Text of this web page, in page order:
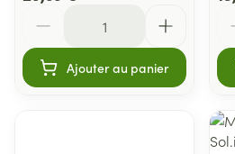
Ajouter au panier